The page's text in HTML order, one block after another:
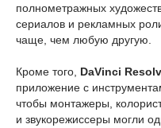
полнометражных
сериалов и рекламных
чаще, чем любую другую.
Кроме того, DaVinci
приложение с
чтобы монтажеры,
и звукорежиссеры могли